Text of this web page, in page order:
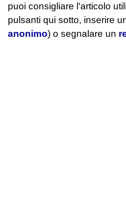
puoi consigliare l'articolo
pulsanti qui sotto, inserire
anonimo) o segnalare un